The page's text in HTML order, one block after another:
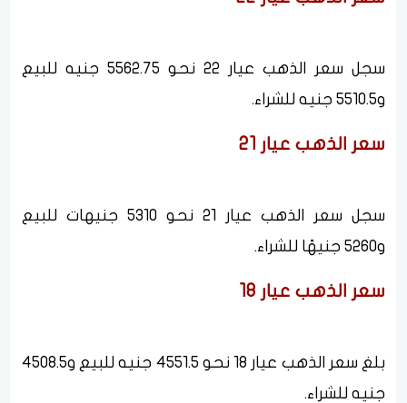
سجل سعر الذهب عيار 22 نحو 5562.75 جنيه للبيع
و5510.5 جنيه للشراء.
سعر الذهب عيار 21
سجل سعر الذهب عيار 21 نحو 5310 جنيهات للبيع
و5260 جنيهًا للشراء.
سعر الذهب عيار 18
بلغ سعر الذهب عيار 18 نحو 4551.5 جنيه للبيع و4508.5
جنيه للشراء.